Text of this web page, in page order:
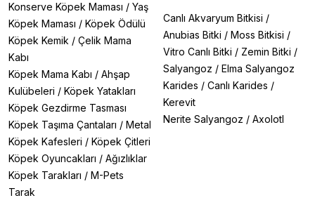
Konserve Köpek Maması / Yaş
Köpek Maması / Köpek Ödülü
Köpek Kemik / Çelik Mama
Kabı
Köpek Mama Kabı / Ahşap
Kulübeleri / Köpek Yatakları
Köpek Gezdirme Tasması
Köpek Taşıma Çantaları / Metal
Köpek Kafesleri / Köpek Çitleri
Köpek Oyuncakları / Ağızlıklar
Köpek Tarakları / M-Pets
Tarak
Canlı Akvaryum Bitkisi /
Anubias Bitki / Moss Bitkisi /
Vitro Canlı Bitki / Zemin Bitki /
Salyangoz / Elma Salyangoz
Karides / Canlı Karides /
Kerevit
Nerite Salyangoz / Axolotl